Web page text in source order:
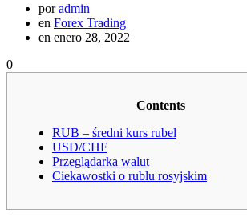
poradmin
en Forex Trading
en enero 28, 2022
0
Contents
RUB – średni kurs rubel
USD/CHF
Przeglądarka walut
Ciekawostki o rublu rosyjskim